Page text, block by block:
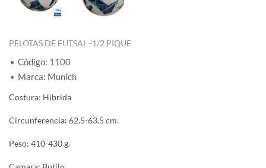
PELOTAS DE FUTSAL -1/2 PIQUE
Código: 1100
Marca: Munich
Costura: Híbrida
Circunferencia: 62.5-63.5 cm.
Peso: 410-430 g.